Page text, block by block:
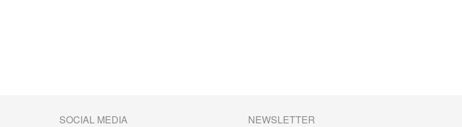
SOCIAL MEDIA NEWSLETTER